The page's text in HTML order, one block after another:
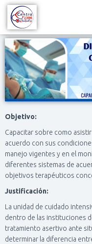
Objetivo:
Capacitar sobre como
acuerdo con sus
manejo vigentes y en el
diferentes sistemas de
objetivos terapéuticos
Justificación:
La unidad de cuidado
dentro de las instituciones
tratamiento asertivo ante
determinar la diferencia